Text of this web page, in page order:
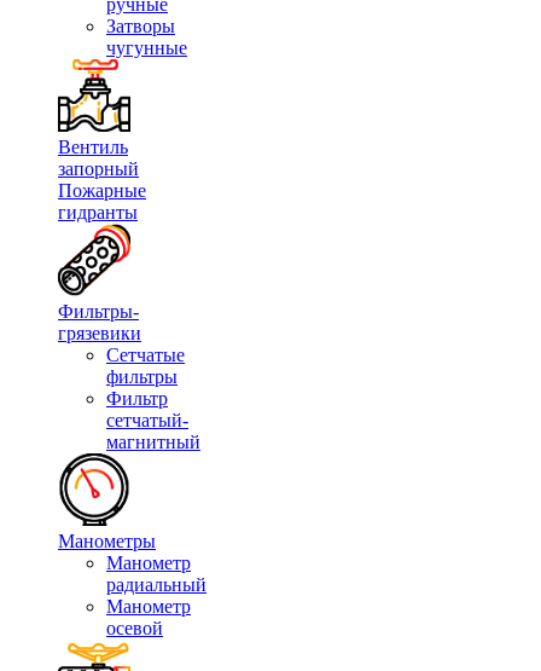
ручные
Затворы
чугунные
Вентиль
запорный
Пожарные
гидранты
Фильтры-
грязевики
Сетчатые
фильтры
Фильтр
сетчатый-
магнитный
Манометры
Манометр
радиальный
Манометр
осевой